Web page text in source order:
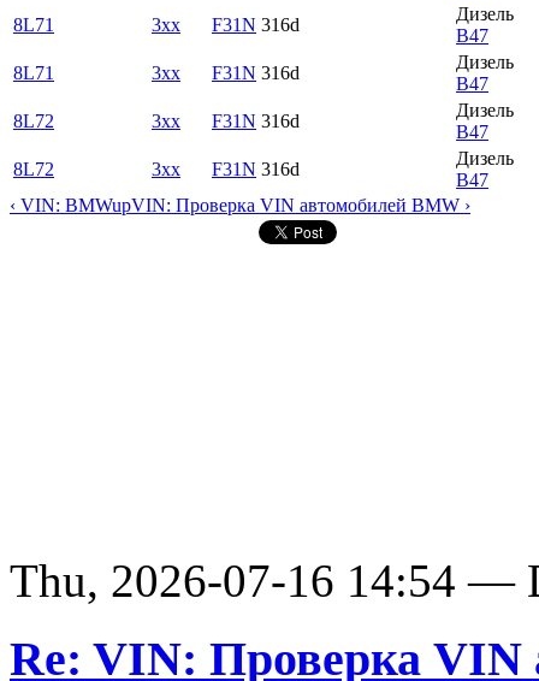
8L71
3xx F31N 316d
Дизель
B47
8L71
3xx F31N 316d
Дизель
B47
8L72
3xx F31N 316d
Дизель
B47
8L72
3xx F31N 316d
Дизель
B47
‹ VIN: BMWupVIN: Проверка VIN автомобилей BMW ›
Thu, 2026-07-16 14:54 —
Re: VIN: Проверка VIN